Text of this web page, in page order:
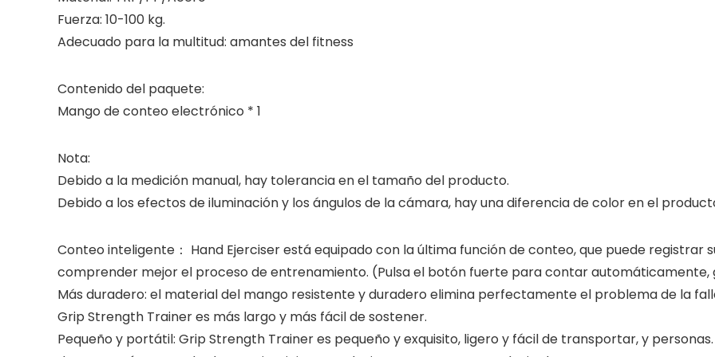
Fuerza: 10-100 kg.
Adecuado para la multitud: amantes del fitness
Contenido del paquete:
Mango de conteo electrónico * 1
Nota:
Debido a la medición manual, hay tolerancia en el tamaño del producto.
Debido a los efectos de iluminación y los ángulos de la cámara, hay una diferencia de color en el
Conteo inteligente： Hand Ejerciser está equipado con la última función de conteo, que puede registrar
comprender mejor el proceso de entrenamiento. (Pulsa el botón fuerte para contar
Más duradero: el material del mango resistente y duradero elimina perfectamente el problema de la
Grip Strength Trainer es más largo y más fácil de sostener.
Pequeño y portátil: Grip Strength Trainer es pequeño y exquisito, ligero y fácil de transportar, y